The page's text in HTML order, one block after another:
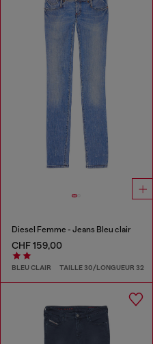
Diesel Femme - Jeans Bleu clair
CHF 159,00
BLEU CLAIR TAILLE 30/LONGUEUR 32